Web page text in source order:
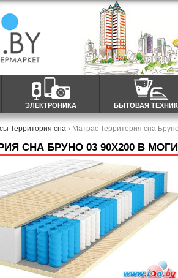
ЭЛЕКТРОНИКА БЫТОВАЯ
Территория сна › Матрас Территория сна
СНА БРУНО 03 90X200 В